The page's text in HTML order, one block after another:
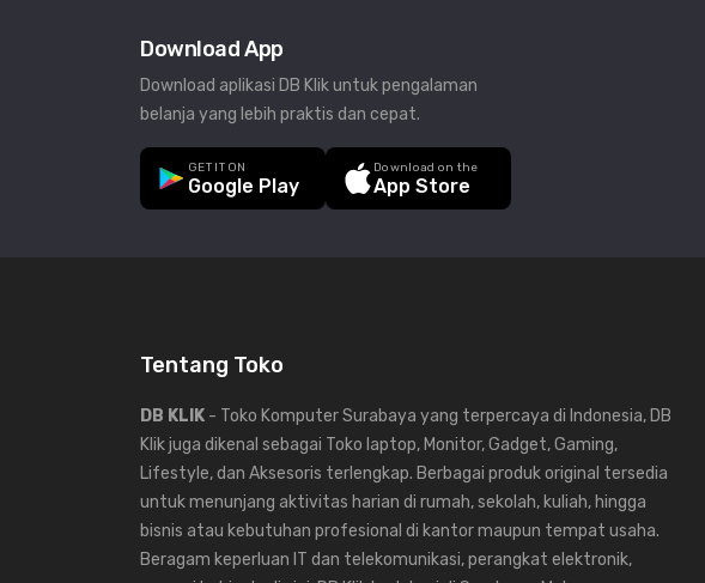
Download App
Download aplikasi DB Klik untuk pengalaman
belanja yang lebih praktis dan cepat.
GET IT ON
Google Play
Download on the
App Store
Tentang Toko
DB KLIK - Toko Komputer Surabaya yang terpercaya di Indonesia, DB
Klik juga dikenal sebagai Toko laptop, Monitor, Gadget, Gaming,
Lifestyle, dan Aksesoris terlengkap. Berbagai produk original tersedia
untuk menunjang aktivitas harian di rumah, sekolah, kuliah, hingga
bisnis atau kebutuhan profesional di kantor maupun tempat usaha.
Beragam keperluan IT dan telekomunikasi, perangkat elektronik,